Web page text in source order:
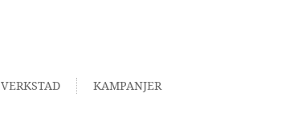
VERKSTAD KAMPANJER